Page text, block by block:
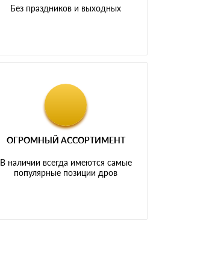
Без праздников и выходных
ОГРОМНЫЙ АССОРТИМЕНТ
В наличии всегда имеются самые
популярные позиции дров